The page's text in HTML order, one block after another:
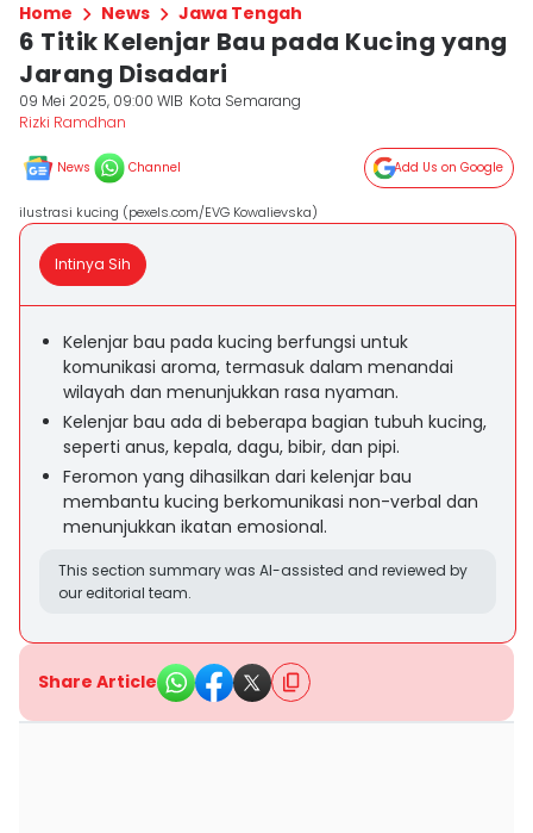
Home News Jawa Tengah
6 Titik Kelenjar Bau pada Kucing yang
Jarang Disadari
09 Mei 2025, 09:00 WIB Kota Semarang
Rizki Ramdhan
News Channel Add Us on Google
ilustrasi kucing (pexels.com/EVG Kowalievska)
Intinya Sih
Kelenjar bau pada kucing berfungsi untuk
komunikasi aroma, termasuk dalam menandai
wilayah dan menunjukkan rasa nyaman.
Kelenjar bau ada di beberapa bagian tubuh kucing,
seperti anus, kepala, dagu, bibir, dan pipi.
Feromon yang dihasilkan dari kelenjar bau
membantu kucing berkomunikasi non-verbal dan
menunjukkan ikatan emosional.
This section summary was AI-assisted and reviewed by
our editorial team.
Share Article